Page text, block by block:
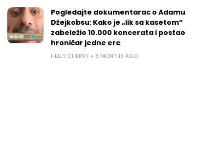
Pogledajte dokumentarac o Adamu
Džejkobsu: Kako je „lik sa kasetom“
zabeležio 10.000 koncerata i postao
hroničar jedne ere
HELLY CHERRY 3 MONTHS AGO